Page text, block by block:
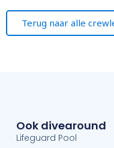
Terug naar alle
Ook divearound
Lifeguard Pool